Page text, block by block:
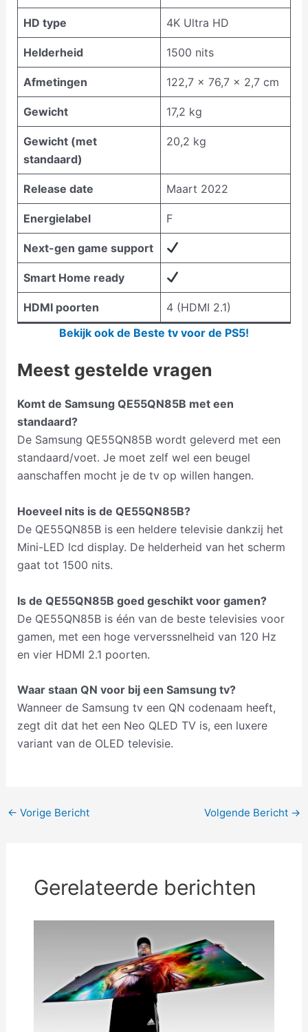
HD type 4K Ultra HD
Helderheid 1500 nits
Afmetingen 122,7 x 76,7 x 2,7 cm
Gewicht 17,2 kg
Gewicht (met
standaard)
20,2 kg
Release date Maart 2022
Energielabel F
Next-gen game support
Smart Home ready
HDMI poorten
4 (HDMI 2.1)
Bekijk ook de Beste tv voor de PS5!
Meest gestelde vragen
Komt de Samsung QE55QN85B met een
standaard?
De Samsung QE55QN85B wordt geleverd met een
standaard/voet. Je moet zelf wel een beugel
aanschaffen mocht je de tv op willen hangen.
Hoeveel nits is de QE55QN85B?
De QE55QN85B is een heldere televisie dankzij het
Mini-LED lcd display. De helderheid van het scherm
gaat tot 1500 nits.
Is de QE55QN85B goed geschikt voor gamen?
De QE55QN85B is één van de beste televisies voor
gamen, met een hoge ververssnelheid van 120 Hz
en vier HDMI 2.1 poorten.
Waar staan QN voor bij een Samsung tv?
Wanneer de Samsung tv een QN codenaam heeft,
zegt dit dat het een Neo QLED TV is, een luxere
variant van de OLED televisie.
Bericht
← Vorige Bericht Volgende Bericht →
Gerelateerde berichten